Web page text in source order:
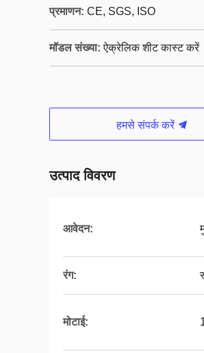
प्रमाणन: CE, SGS, ISO
मॉडल संख्या: ऐक्रेलिक शीट कास्ट करें
हमसे संपर्क करें
उत्पाद विवरण
आवेदन:
रंग:
मोटाई: